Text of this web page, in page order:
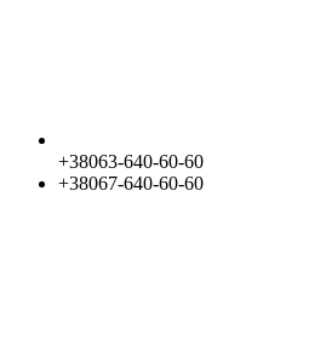
+38063-640-60-60
+38067-640-60-60